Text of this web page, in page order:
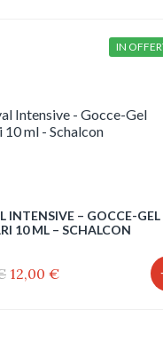
IN
INTENSIVE – GOCCE-GEL
10 ML – SCHALCON
Il
12,00 €Il